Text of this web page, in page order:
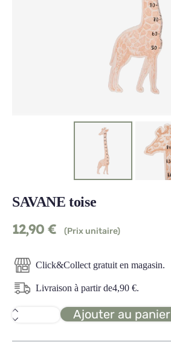
SAVANE toise
12,90 € (Prix unitaire)
Click&Collect gratuit en magasin.
Livraison à partir de4,90 €.
quantité
de
Ajouter au panier